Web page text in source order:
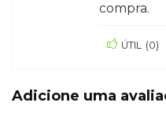
compra.
ÚTIL (0)
Adicione uma